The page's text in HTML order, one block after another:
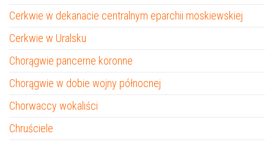
Cerkwie w dekanacie centralnym eparchii moskiewskiej
Cerkwie w Uralsku
Chorągwie pancerne koronne
Chorągwie w dobie wojny północnej
Chorwaccy wokaliści
Chruściele